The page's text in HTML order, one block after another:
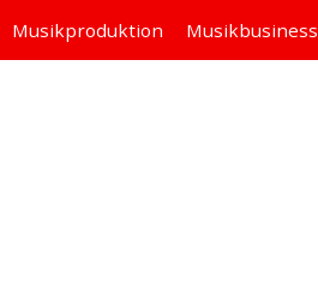
Musikproduktion Musikbusiness